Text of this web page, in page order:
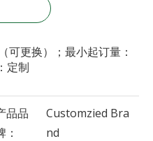
可更换）；最小起订量：
定制
品品
：
Customzied Bra
nd